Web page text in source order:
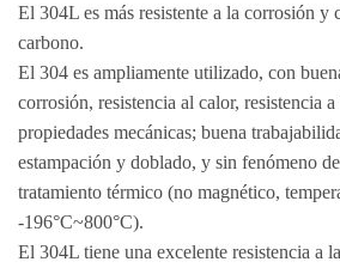
El 304L es más resistente a la corrosión y
carbono.
El 304 es ampliamente utilizado, con
corrosión, resistencia al calor, resistencia
propiedades mecánicas; buena
estampación y doblado, y sin fenómeno
tratamiento térmico (no magnético,
-196°C~800°C).
El 304L tiene una excelente resistencia a